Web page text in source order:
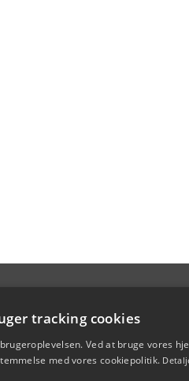
tracking cookies
Ved at bruge vores
med vores cookiepolitik.